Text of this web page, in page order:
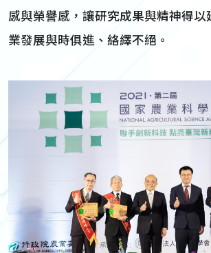
感與榮譽感，讓研究成果與精神得以
業發展與時俱進、絡繹不絕。